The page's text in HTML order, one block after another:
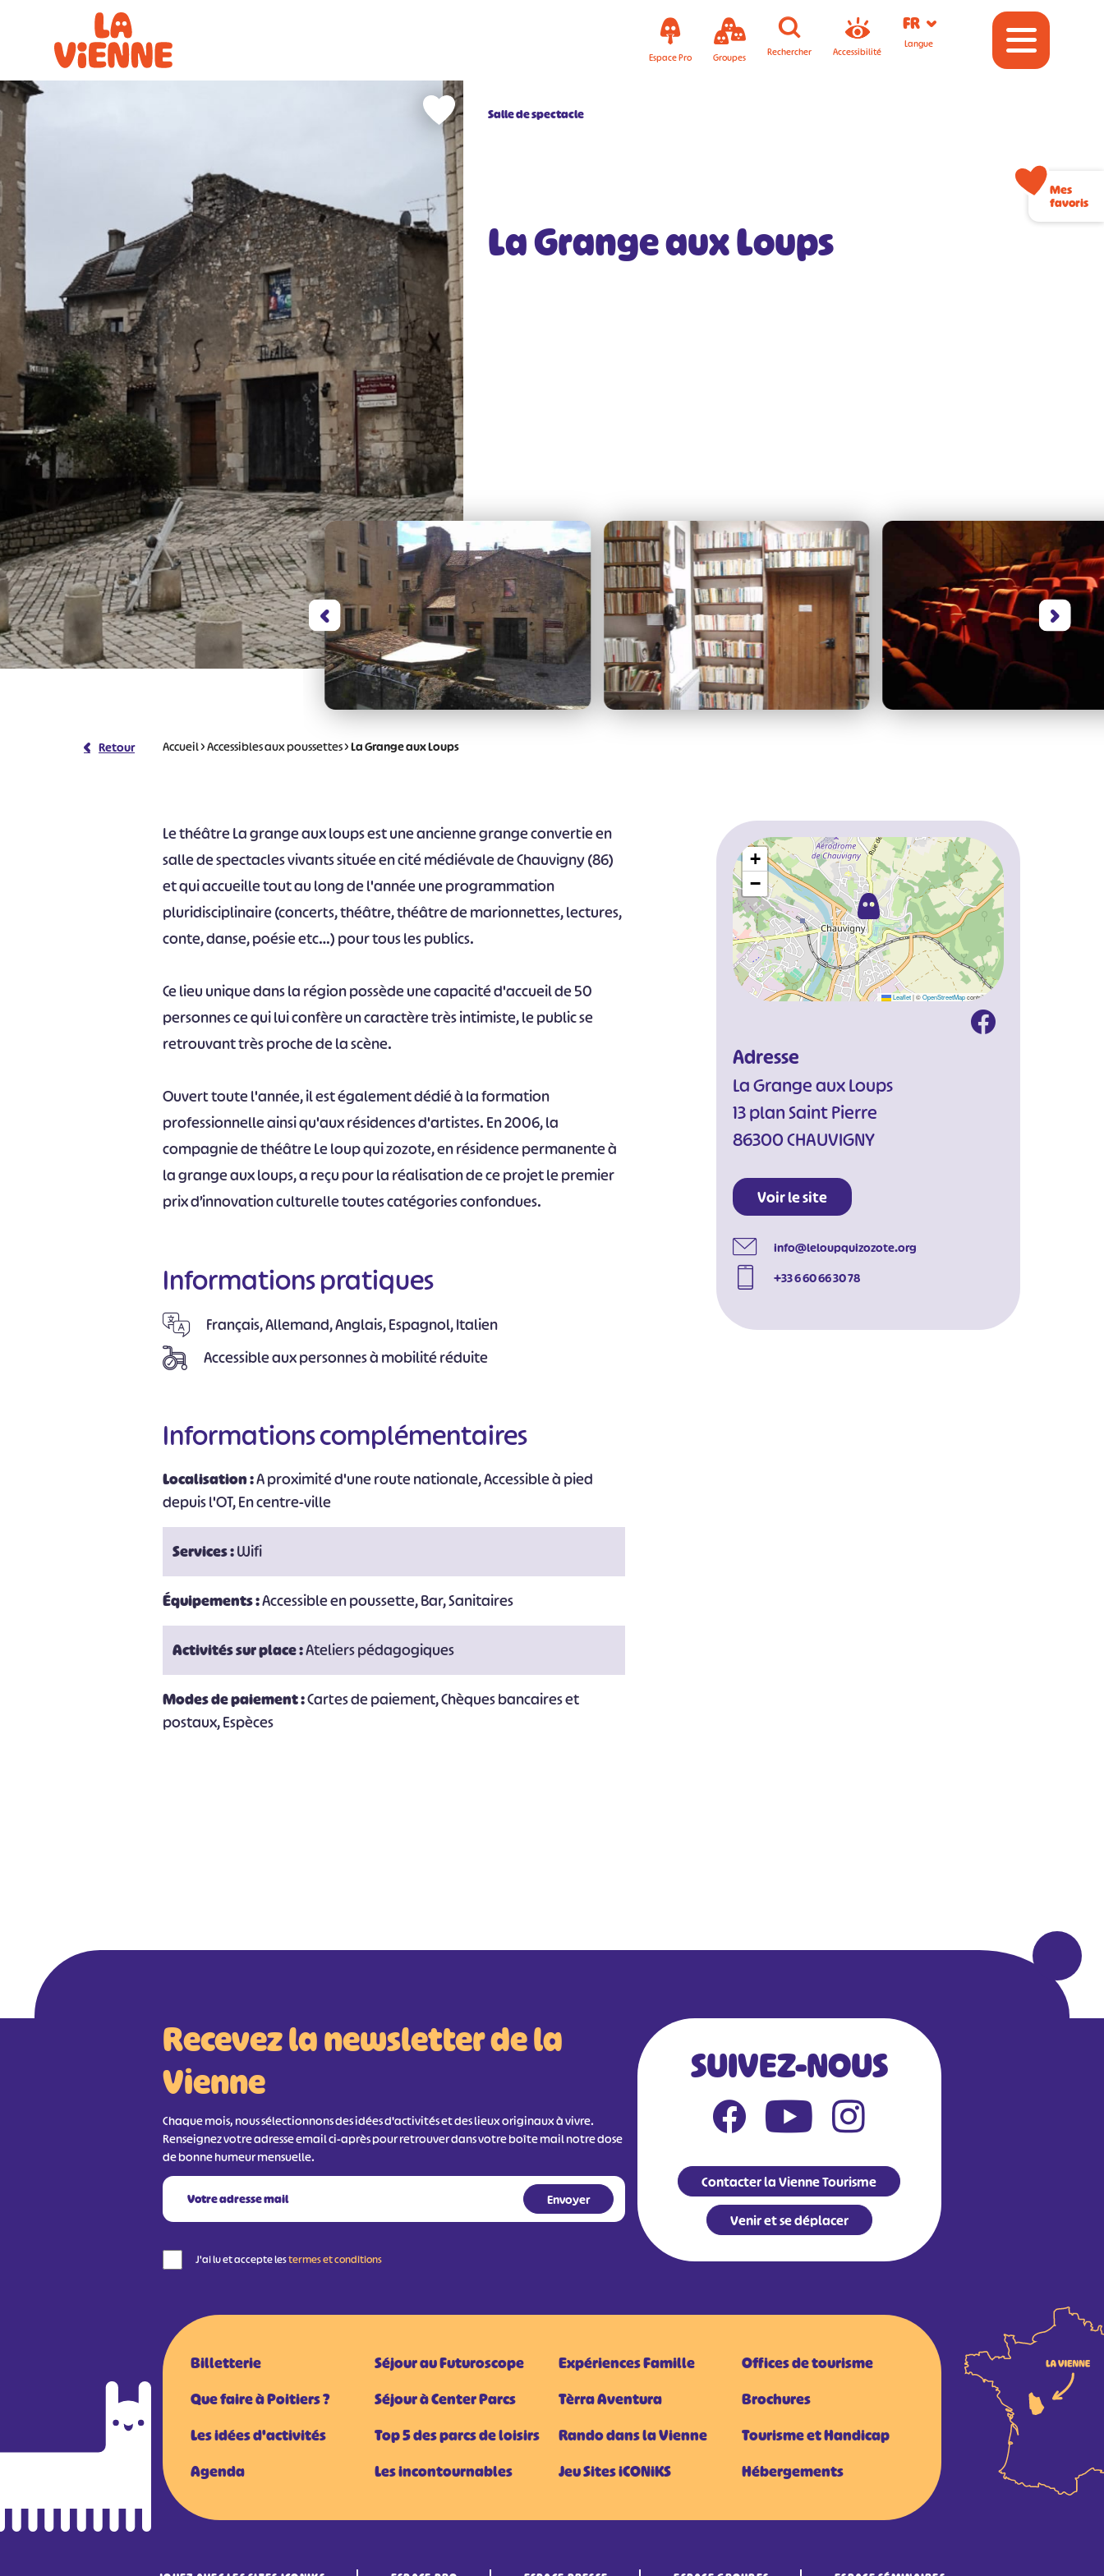
Espace Pro Groupes Rechercher Accessibilité
FR
Langue
Salle de spectacle
La Grange aux Loups
Retour Accueil>Accessibles aux poussettes>La Grange aux Loups
Le théâtre La grange aux loups est une ancienne grange convertie en
salle de spectacles vivants située en cité médiévale de Chauvigny (86)
et qui accueille tout au long de l'année une programmation
pluridisciplinaire (concerts, théâtre, théâtre de marionnettes, lectures,
conte, danse, poésie etc…) pour tous les publics.
Ce lieu unique dans la région possède une capacité d'accueil de 50
personnes ce qui lui confère un caractère très intimiste, le public se
retrouvant très proche de la scène.
Ouvert toute l'année, il est également dédié à la formation
professionnelle ainsi qu'aux résidences d'artistes. En 2006, la
compagnie de théâtre Le loup qui zozote, en résidence permanente à
la grange aux loups, a reçu pour la réalisation de ce projet le premier
prix d’innovation culturelle toutes catégories confondues.
Informations pratiques
Français, Allemand, Anglais, Espagnol, Italien
Accessible aux personnes à mobilité réduite
Informations complémentaires
Localisation :A proximité d'une route nationale, Accessible à pied
depuis l'OT, En centre-ville
Services :Wifi
Équipements :Accessible en poussette, Bar, Sanitaires
Activités sur place :Ateliers pédagogiques
Modes de paiement :Cartes de paiement, Chèques bancaires et
postaux, Espèces
+
−
Leaflet|©OpenStreetMapcontributors
Adresse
La Grange aux Loups
13 plan Saint Pierre
86300 CHAUVIGNY
Voir le site
info@leloupquizozote.org
+33 6 60 66 30 78
Recevez la newsletter de la
Vienne
Chaque mois, nous sélectionnons des idées d'activités et des lieux originaux à vivre.
Renseignez votre adresse email ci-après pour retrouver dans votre boîte mail notre dose
de bonne humeur mensuelle.
J'ai lu et accepte lestermes et conditions
SUIVEZ-NOUS
Contacter la Vienne Tourisme
Venir et se déplacer
Billetterie
Que faire à Poitiers ?
Les idées d'activités
Agenda
Séjour au Futuroscope
Séjour à Center Parcs
Top 5 des parcs de loisirs
Les incontournables
Expériences Famille
Tèrra Aventura
Rando dans la Vienne
Jeu Sites iCONiKS
Offices de tourisme
Brochures
Tourisme et Handicap
Hébergements
# # # #
Mes
favoris
Panneau de gestion des cookies